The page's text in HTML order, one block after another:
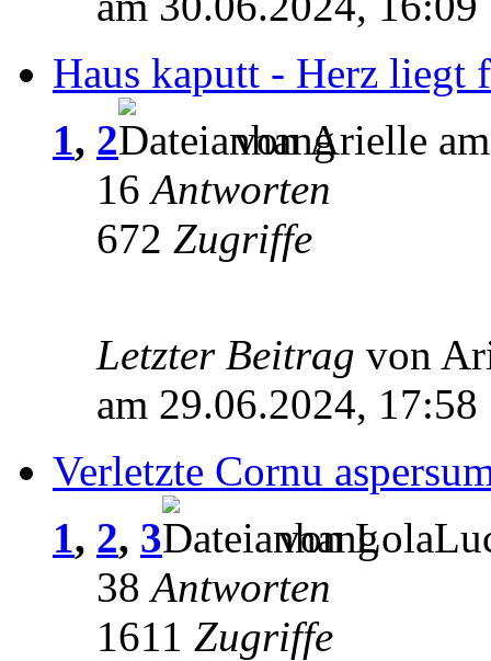
Haus kaputt - Herz liegt
1, 2
von Arielle
16Antworten
672 Zugriffe
Letzter Beitrag von
am 29.06.2024, 17:58
Verletzte Cornu
1, 2, 3
von
38Antworten
1611 Zugriffe